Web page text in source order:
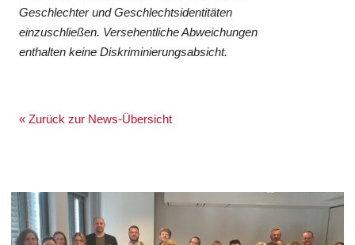
Geschlechter und Geschlechtsidentitäten
einzuschließen. Versehentliche Abweichungen
enthalten keine Diskriminierungsabsicht.
« Zurück zur News-Übersicht